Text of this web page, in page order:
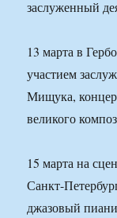
заслуженный
13 марта в
участием
Мищука,
великого
15 марта на
Санкт-
джазовый